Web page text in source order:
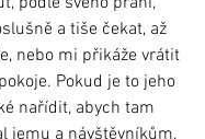
a tiše čekat, až
nebo mi přikáže vrátit
Pokud je to jeho
nařídit, abych tam
jemu a návštěvníkům,